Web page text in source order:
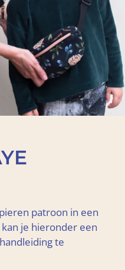
patroon in een
je hieronder een
te